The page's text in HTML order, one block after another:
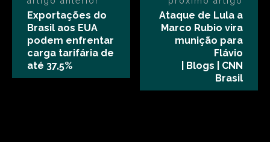
Exportações do
Brasil aos EUA
podem enfrentar
carga tarifária de
até 37,5%
Ataque de Lula a
Marco Rubio vira
munição para
Flávio
| Blogs | CNN
Brasil